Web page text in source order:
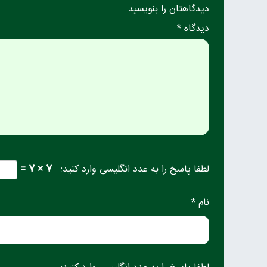
دیدگاهتان را بنویسید
دیدگاه *
لطفا پاسخ را به عدد انگلیسی وارد کنید: 7 × 7 =
نام *